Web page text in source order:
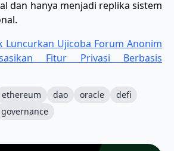
dan hanya menjadi replika sistem
Luncurkan Ujicoba Forum Anonim
Fitur Privasi Berbasis
ethereum dao oracle
defi
governance